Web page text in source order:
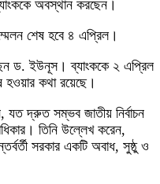
অবস্থান করছেন।
শেষ হবে ৪ এপ্রিল।
ড. ইউনূস। ব্যাংককে ২ এপ্রিল
কথা রয়েছে।
যত দ্রুত সম্ভব জাতীয় নির্বাচন
তিনি উল্লেখ করেন,
সরকার একটি অবাধ, সুষ্ঠু ও